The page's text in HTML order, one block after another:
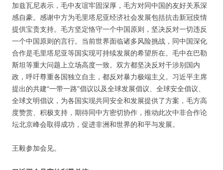
加兹瓦尼表示，毛中友谊牢固深厚，毛方对同中国的友好关系深
感自豪。感谢中方为毛里塔尼亚经济社会发展包括抗击新冠疫情
提供宝贵支持。毛方坚定恪守一个中国原则，坚决反对一切违反
一个中国原则的言行。当前世界面临诸多风险挑战，同中国深化
合作是毛里塔尼亚等国实现可持续发展的希望所在。毛中在巴勒
斯坦等重大问题上立场高度一致。双方都坚决反对干涉别国内
政，呼吁尊重各国独立自主，都反对暴力极端主义。习近平主席
提出的共建“一带一路”倡议以及全球发展倡议、全球安全倡议、
全球文明倡议，为各国实现共同安全和发展提供了方案，毛方高
度赞赏、积极支持，期待同中方密切协作，推动此次中非合作论
坛北京峰会取得成功，促进非洲和世界的和平与发展。
王毅参加会见。